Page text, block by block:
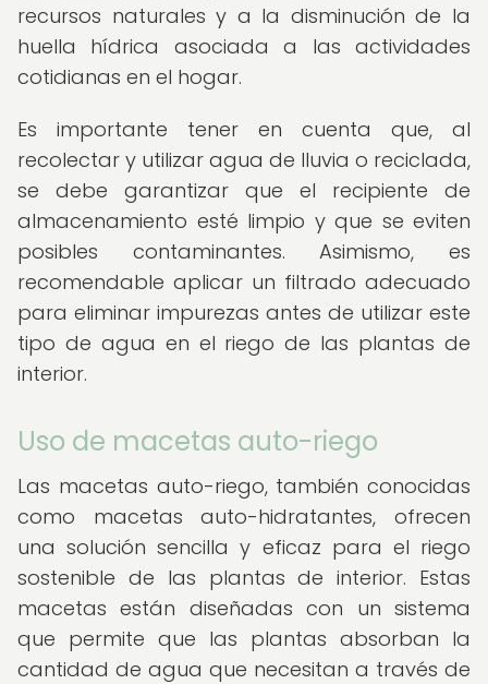
recursos naturales y a la disminución de la
huella hídrica asociada a las actividades
cotidianas en el hogar.
Es importante tener en cuenta que, al
recolectar y utilizar agua de lluvia o reciclada,
se debe garantizar que el recipiente de
almacenamiento esté limpio y que se eviten
posibles contaminantes. Asimismo, es
recomendable aplicar un filtrado adecuado
para eliminar impurezas antes de utilizar este
tipo de agua en el riego de las plantas de
interior.
Uso de macetas auto-riego
Las macetas auto-riego, también conocidas
como macetas auto-hidratantes, ofrecen
una solución sencilla y eficaz para el riego
sostenible de las plantas de interior. Estas
macetas están diseñadas con un sistema
que permite que las plantas absorban la
cantidad de agua que necesitan a través de